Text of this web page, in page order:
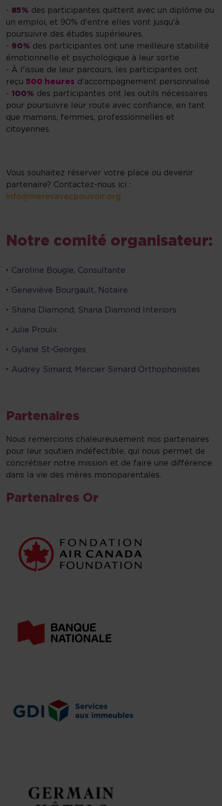
- 85% des participantes quittent avec un diplôme ou
un emploi, et 90% d'entre elles vont jusqu'à
poursuivre des études supérieures.
- 90% des participantes ont une meilleure stabilité
émotionnelle et psychologique à leur sortie
- À l'issue de leur parcours, les participantes ont
reçu 500 heures d'accompagnement personnalisé
- 100% des participantes ont les outils nécessaires
pour poursuivre leur route avec confiance, en tant
que mamans, femmes, professionnelles et
citoyennes.
Vous souhaitez réserver votre place ou devenir
partenaire? Contactez-nous ici :
info@meresavecpouvoir.org
Notre comité organisateur:
‣ Caroline Bougie, Consultante
‣ Geneviève Bourgault, Notaire
‣ Shana Diamond, Shana Diamond Interiors
‣ Julie Proulx
‣ Gylane St-Georges
‣ Audrey Simard, Mercier Simard Orthophonistes
Partenaires
Nous remercions chaleureusement nos partenaires
pour leur soutien indéfectible, qui nous permet de
concrétiser notre mission et de faire une différence
dans la vie des mères monoparentales.
Partenaires Or